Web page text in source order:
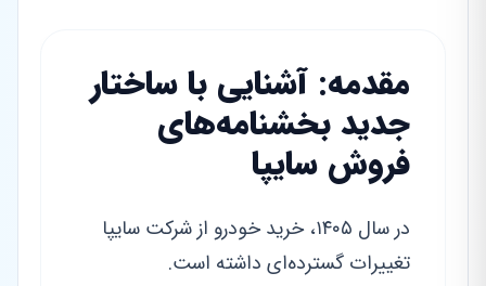
مقدمه: آشنایی با ساختار
جدید بخشنامه‌های
فروش سایپا
در سال ۱۴۰۵، خرید خودرو از شرکت سایپا
تغییرات گسترده‌ای داشته است.